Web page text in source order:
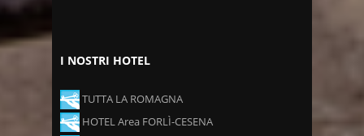
I NOSTRI HOTEL
TUTTA LA ROMAGNA
HOTEL Area FORLÌ-CESENA